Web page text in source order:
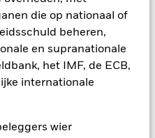
die op nationaal of
beheren,
en supranationale
het IMF, de ECB,
internationale
wier
uitleent om zijn kosten
62,5% van de hiermee
Aangezien de
de
niet verhoogt, is deze niet in